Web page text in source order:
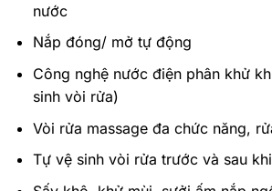
nước
Nắp đóng/ mở tự động
Công nghệ nước điện phân khử
sinh vòi rửa)
Vòi rửa massage đa chức năng,
Tự vệ sinh vòi rửa trước và sau